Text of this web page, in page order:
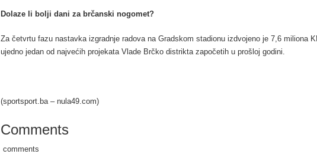
Dolaze li bolji dani za brčanski nogomet?
Za četvrtu fazu nastavka izgradnje radova na Gradskom stadionu izdvojeno je 7,6 miliona
ujedno jedan od najvećih projekata Vlade Brčko distrikta započetih u prošloj godini.
(sportsport.ba – nula49.com)
Comments
comments